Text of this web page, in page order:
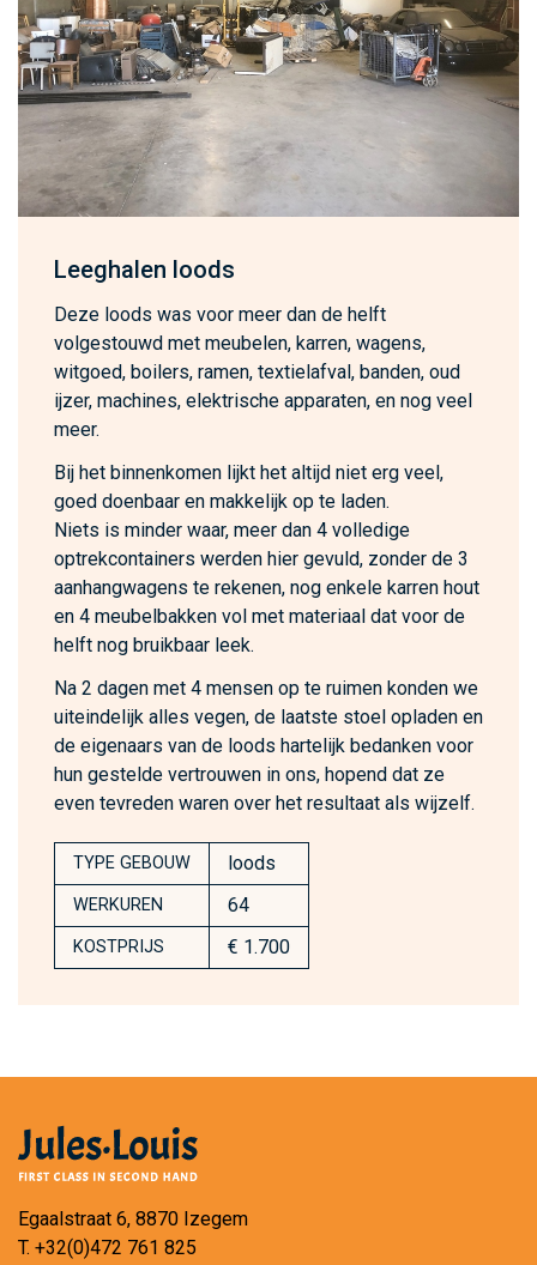
Leeghalen loods
Deze loods was voor meer dan de helft
volgestouwd met meubelen, karren, wagens,
witgoed, boilers, ramen, textielafval, banden, oud
ijzer, machines, elektrische apparaten, en nog veel
meer.
Bij het binnenkomen lijkt het altijd niet erg veel,
goed doenbaar en makkelijk op te laden.
Niets is minder waar, meer dan 4 volledige
optrekcontainers werden hier gevuld, zonder de 3
aanhangwagens te rekenen, nog enkele karren hout
en 4 meubelbakken vol met materiaal dat voor de
helft nog bruikbaar leek.
Na 2 dagen met 4 mensen op te ruimen konden we
uiteindelijk alles vegen, de laatste stoel opladen en
de eigenaars van de loods hartelijk bedanken voor
hun gestelde vertrouwen in ons, hopend dat ze
even tevreden waren over het resultaat als wijzelf.
TYPE GEBOUW loods
WERKUREN 64
KOSTPRIJS € 1.700
Egaalstraat 6, 8870 Izegem
T. +32(0)472 761 825